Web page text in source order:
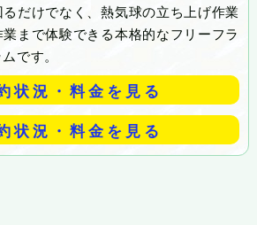
だけでなく、熱気球の立ち上げ作業
まで体験できる本格的なフリーフラ
です。
状況・料金を見る
状況・料金を見る